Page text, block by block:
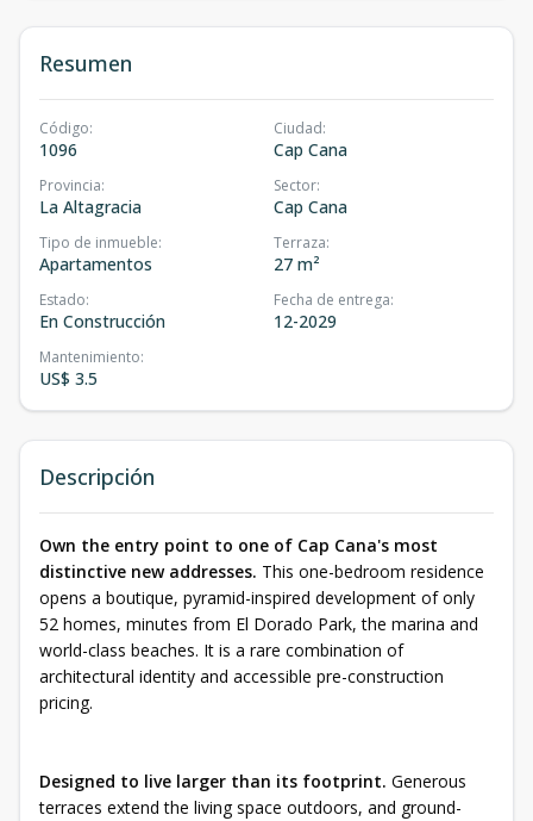
Resumen
Código:
1096
Ciudad:
Cap Cana
Provincia:
La Altagracia
Sector:
Cap Cana
Tipo de inmueble:
Apartamentos
Terraza:
27 m²
Estado:
En Construcción
Fecha de entrega:
12-2029
Mantenimiento:
US$ 3.5
Descripción
Own the entry point to one of Cap Cana's most
distinctive new addresses. This one-bedroom residence
opens a boutique, pyramid-inspired development of only
52 homes, minutes from El Dorado Park, the marina and
world-class beaches. It is a rare combination of
architectural identity and accessible pre-construction
pricing.
Designed to live larger than its footprint. Generous
terraces extend the living space outdoors, and ground-